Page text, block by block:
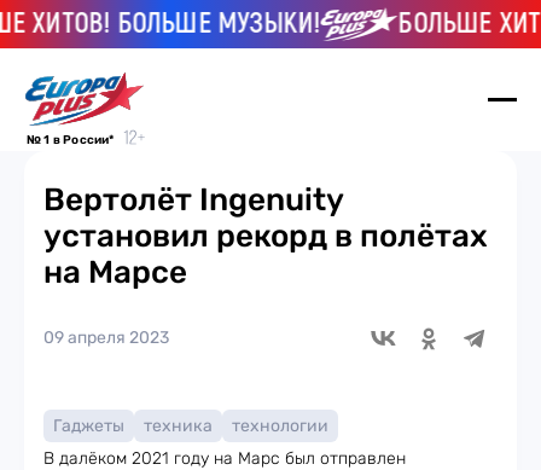
БОЛЬШЕ МУЗЫКИ! БОЛЬШЕ
№ 1 в России*
Вертолëт Ingenuity
установил рекорд в полëтах
на Марсе
09 апреля 2023
Гаджеты техника
технологии
В далёком 2021 году на Марс был отправлен